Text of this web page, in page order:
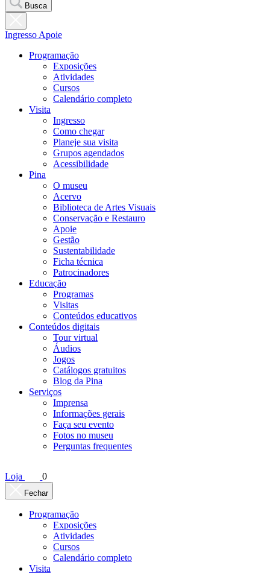
Busca
Ingresso Apoie
Programação
Exposições
Atividades
Cursos
Calendário completo
Visita
Ingresso
Como chegar
Planeje sua visita
Grupos agendados
Acessibilidade
Pina
O museu
Acervo
Biblioteca de Artes Visuais
Conservação e Restauro
Apoie
Gestão
Sustentabilidade
Ficha técnica
Patrocinadores
Educação
Programas
Visitas
Conteúdos educativos​
Conteúdos digitais
Tour virtual
Áudios
Jogos
Catálogos gratuitos
Blog da Pina
Serviços
Imprensa
Informações gerais
Faça seu evento
Fotos no museu
Perguntas frequentes
Loja 0
Fechar
Programação
Exposições
Atividades
Cursos
Calendário completo
Visita